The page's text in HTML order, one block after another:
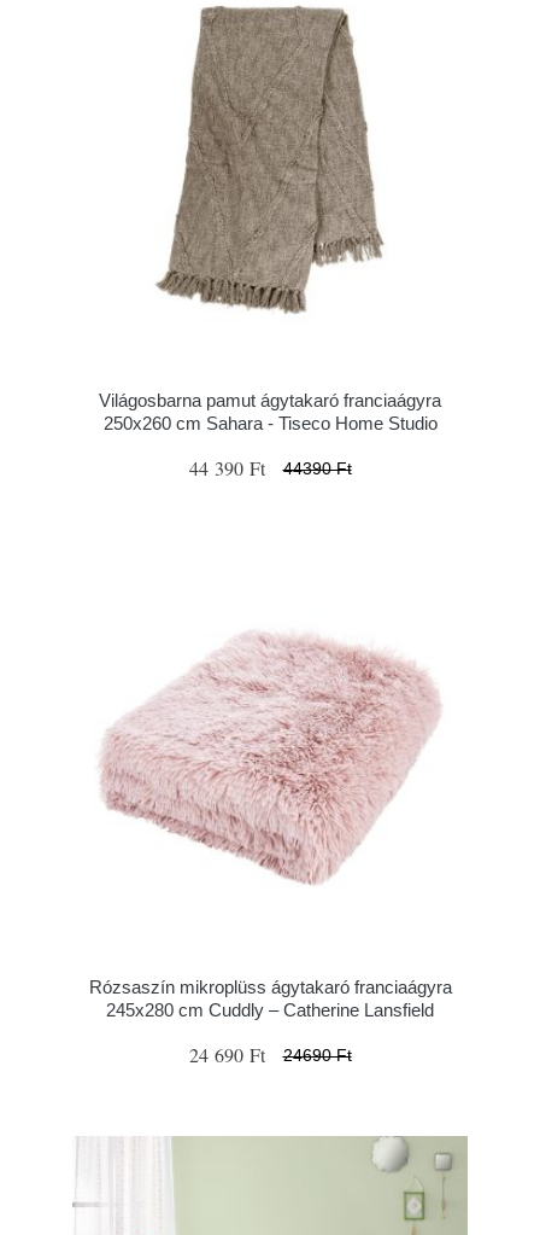
Világosbarna pamut ágytakaró franciaágyra
250x260 cm Sahara - Tiseco Home Studio
44 390 Ft 44390 Ft
Rózsaszín mikroplüss ágytakaró franciaágyra
245x280 cm Cuddly – Catherine Lansfield
24 690 Ft 24690 Ft